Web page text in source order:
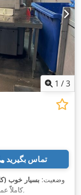
1 /3
تماس بگیرید
وضعیت: بسیار خوب
کاملاً,